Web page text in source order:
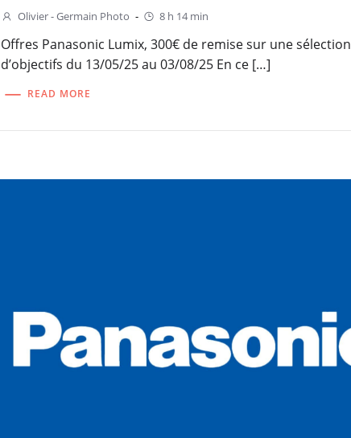
Olivier - Germain Photo - 8 h 14 min
Offres Panasonic Lumix, 300€ de remise sur une sélection
d’objectifs du 13/05/25 au 03/08/25 En ce […]
READ MORE